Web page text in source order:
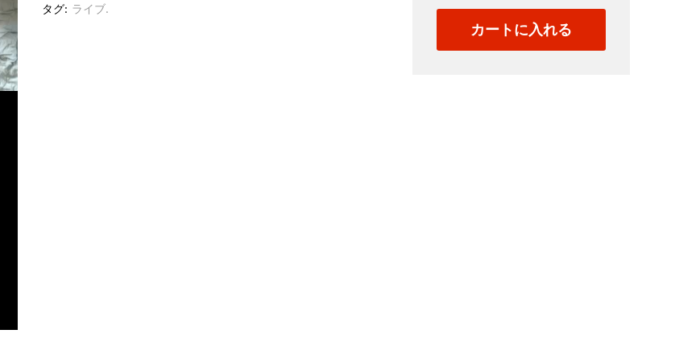
タグ: ライブ.
ラ
カートに入れる